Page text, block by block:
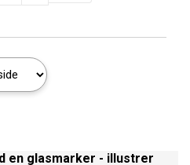
en glasmarker - illustrer